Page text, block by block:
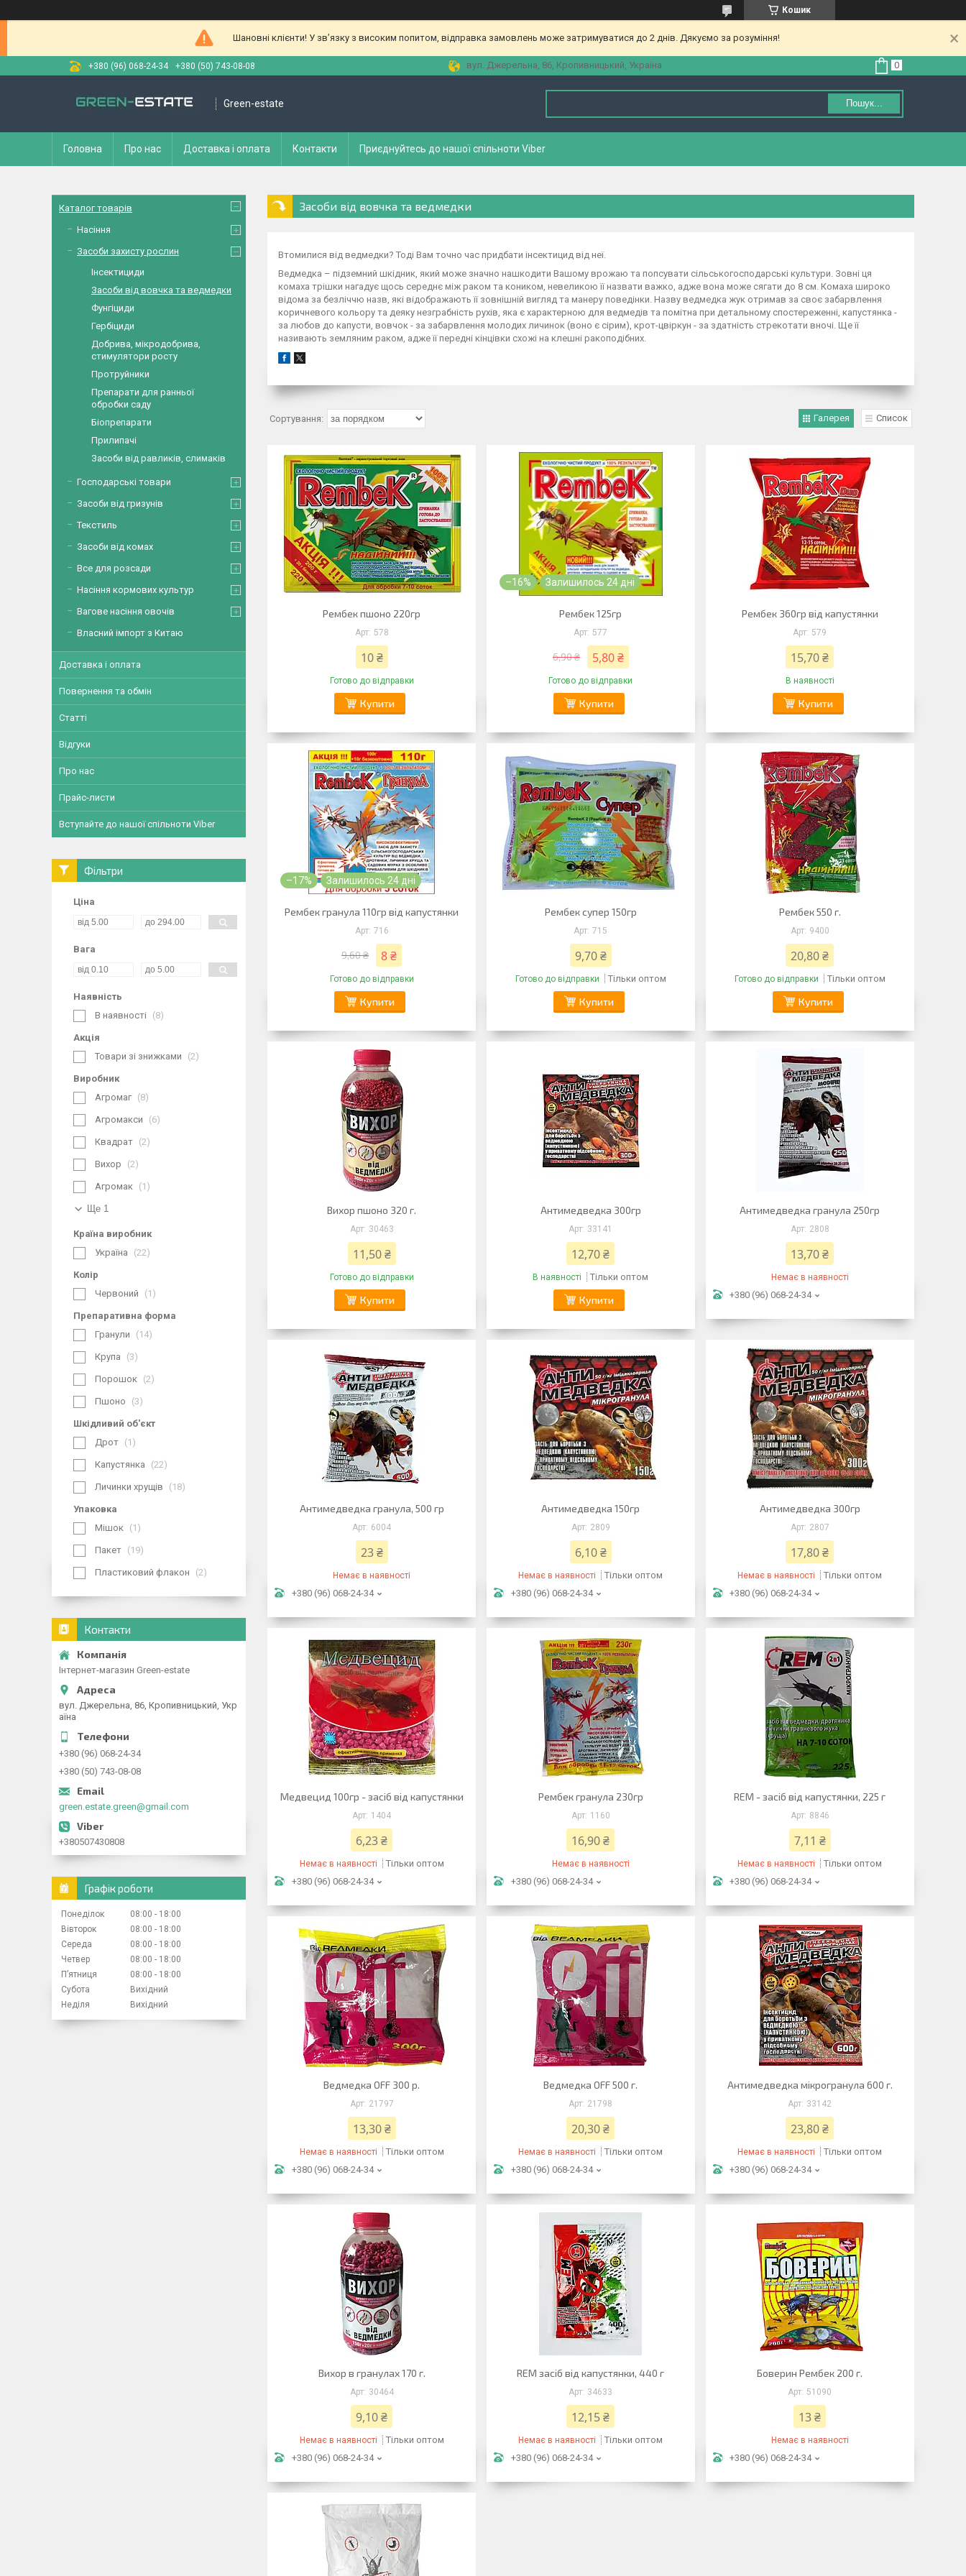
Кошик
Шановні клієнти! У зв’язку з високим попитом, відправка замовлень може затримуватися до 2 днів. Дякуємо за розуміння!
+380 (96) 068-24-34 +380 (50) 743-08-08 вул. Джерельна, 86, Кропивницький, Україна
Green-estate Пошук...
Головна Про нас Доставка і оплата Контакти Приєднуйтесь до нашої спільноти Viber
Засоби від вовчка та ведмедки
Втомилися від ведмедки? Тоді Вам точно час придбати інсектицид від неї.
Ведмедка – підземний шкідник, який може значно нашкодити Вашому врожаю та попсувати сільськогосподарські культури. Зовні ця
комаха трішки нагадує щось середнє між раком та коником, невеликою її назвати важко, адже вона може сягати до 8 см. Комаха широко
відома за безліччю назв, які відображають її зовнішній вигляд та манеру поведінки. Назву ведмедка жук отримав за своє забарвлення
коричневого кольору та деяку незграбність рухів, яка є характерною для ведмедів та помітна при детальному спостереженні, капустянка -
за любов до капусти, вовчок - за забарвлення молодих личинок (воно є сірим), крот-цвіркун - за здатність стрекотати вночі. Ще її
називають земляним раком, адже її передні кінцівки схожі на клешні ракоподібних.
Галерея Список
Рембек пшоно 220гр
578
10 ₴
Готово до відправки
Купити
–16% Залишилось 24 дні
Рембек 125гр
577
6,90 ₴ 5,80 ₴
Готово до відправки
Купити
Рембек 360гр від капустянки
579
15,70 ₴
В наявності
Купити
–17% Залишилось 24 дні
Рембек гранула 110гр від капустянки
716
9,60 ₴ 8 ₴
Готово до відправки
Купити
Рембек супер 150гр
715
9,70 ₴
Готово до відправки Тільки оптом
Купити
Рембек 550 г.
9400
20,80 ₴
Готово до відправки Тільки оптом
Купити
Вихор пшоно 320 г.
30463
11,50 ₴
Готово до відправки
Купити
Антимедведка 300гр
33141
12,70 ₴
В наявності Тільки оптом
Купити
Антимедведка гранула 250гр
2808
13,70 ₴
Немає в наявності
+380 (96) 068-24-34
Антимедведка гранула, 500 гр
6004
23 ₴
Немає в наявності
+380 (96) 068-24-34
Антимедведка 150гр
2809
6,10 ₴
Немає в наявності
Тільки оптом
+380 (96) 068-24-34
Антимедведка 300гр
2807
17,80 ₴
Немає в наявності
Тільки оптом
+380 (96) 068-24-34
Медвецид 100гр - засіб від капустянки
1404
6,23 ₴
Немає в наявності
Тільки оптом
+380 (96) 068-24-34
Рембек гранула 230гр
1160
16,90 ₴
Немає в наявності
+380 (96) 068-24-34
REM - засіб від капустянки, 225 г
8846
7,11 ₴
Немає в наявності
Тільки оптом
+380 (96) 068-24-34
Ведмедка OFF 300 р.
21797
13,30 ₴
Немає в наявності
Тільки оптом
+380 (96) 068-24-34
Ведмедка OFF 500 г.
21798
20,30 ₴
Немає в наявності
Тільки оптом
+380 (96) 068-24-34
Антимедведка мікрогранула 600 г.
33142
23,80 ₴
Немає в наявності
Тільки оптом
+380 (96) 068-24-34
Вихор в гранулах 170 г.
30464
9,10 ₴
Немає в наявності
Тільки оптом
+380 (96) 068-24-34
REM засіб від капустянки, 440 г
34633
12,15 ₴
Немає в наявності
Тільки оптом
+380 (96) 068-24-34
Боверин Рембек 200 г.
51090
13 ₴
Немає в наявності
+380 (96) 068-24-34
Каталог товарів
Насіння
Засоби захисту рослин
Інсектициди
Засоби від вовчка та ведмедки
Фунгіциди
Гербіциди
Добрива, мікродобрива,
стимулятори росту
Протруйники
Препарати для ранньої
обробки саду
Біопрепарати
Прилипачі
Засоби від равликів, слимаків
Господарські товари
Засоби від гризунів
Текстиль
Засоби від комах
Все для розсади
Насіння кормових культур
Вагове насіння овочів
Власний імпорт з Китаю
Доставка і оплата
Повернення та обмін
Статті
Відгуки
Про нас
Прайс-листи
Вступайте до нашої спільноти Viber
Фільтри
Ціна
Вага
Наявність
В наявності
8
Акція
Товари зі знижками
2
Виробник
Агромаг
8
Агромакси 6
Квадрат 2
Вихор 2
Агромак 1
Ще 1
Країна виробник
Україна
22
Колір
Червоний
1
Препаративна форма
Гранули
14
Крупа 3
Порошок 2
Пшоно 3
Шкідливий об'єкт
Дрот
1
Капустянка 22
Личинки хрущів 18
Упаковка
Мішок
1
Пакет 19
Пластиковий флакон 2
Контакти
Інтернет-магазин Green-estate
вул. Джерельна, 86, Кропивницький, Укр
аїна
+380 (96) 068-24-34
+380 (50) 743-08-08
green.estate.green@gmail.com
+380507430808
Графік роботи
Понеділок 08:00
18:00
Вівторок
08:00
18:00
Середа
08:00
18:00
Четвер
08:00
18:00
Пʼятниця
08:00
18:00
Субота
Вихідний
Неділя
Вихідний